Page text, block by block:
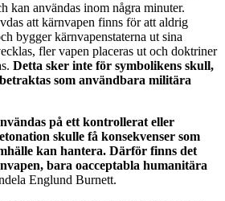
kan användas inom några minuter.
att kärnvapen finns för att aldrig
bygger kärnvapenstaterna ut sina
fler vapen placeras ut och doktriner
Detta sker inte för symbolikens skull,
som användbara militära
på ett kontrollerat eller
skulle få konsekvenser som
kan hantera. Därför finns det
bara oacceptabla humanitära
Englund Burnett.